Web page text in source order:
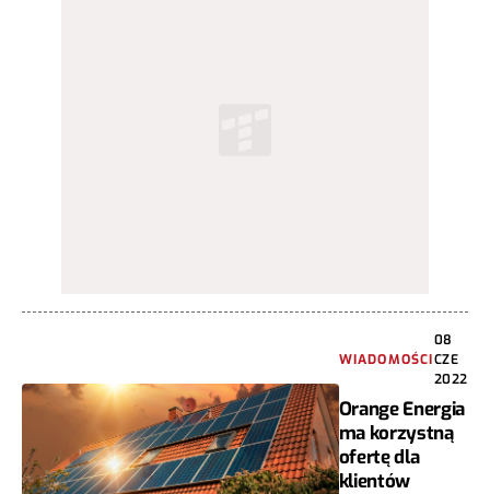
WIADOMOŚCI
08
CZE
2022
Orange Energia
ma korzystną
ofertę dla
klientów